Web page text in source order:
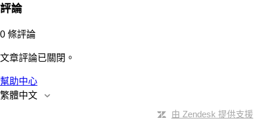
評論
0 條評論
文章評論已關閉。
幫助中心
繁體中文
由 Zendesk 提供支援